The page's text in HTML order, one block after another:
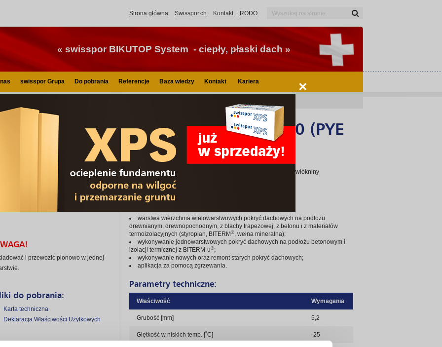
×
Strona główna Swisspor.ch Kontakt RODO
« swisspor BIKUTOP System - ciepły, płaski dach »
swisspor Grupa Do pobrania Referencje Baza wiedzy Kontakt Kariera
i przewozić pionowo w jednej
do pobrania:
Karta techniczna
Deklaracja Właściwości Użytkowych
swisspor BIKUTOP 250 (PYE
PV250 S52H)
Papa asfaltowa zgrzewalna modyfikowana SBS na osnowie z włókniny
poliestrowej.
Składowa systemu swisspor BIKUTOP System.
Zastosowanie:
warstwa wierzchnia wielowarstwowych pokryć dachowych na podłożu
drewnianym, drewnopochodnym, z blachy trapezowej, z betonu i z materiałów
termoizolacyjnych (styropian, BITERM ®, wełna mineralna);
wykonywanie jednowarstwowych pokryć dachowych na podłożu betonowym i
izolacji termicznej z BITERM-u®;
wykonywanie nowych oraz remont starych pokryć dachowych;
aplikacja za pomocą zgrzewania.
Parametry techniczne:
Właściwość Wymagania
Grubość [mm] 5,2
Giętkość w niskich temp. [˚C] -25